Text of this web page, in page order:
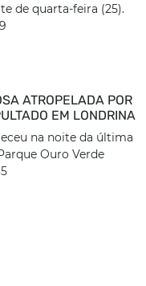
de quarta-feira (25).
ATROPELADA POR
EM LONDRINA
na noite da última
Ouro Verde